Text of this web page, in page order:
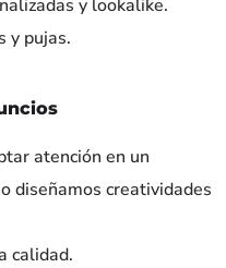
y lookalike.
y pujas.
atención en un
diseñamos creatividades
calidad.